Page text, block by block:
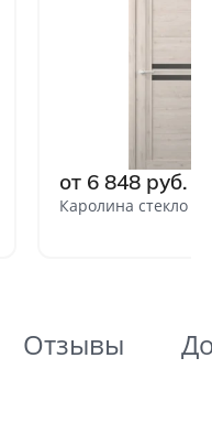
от 6 848 руб.
Каролина стекло
Отзывы